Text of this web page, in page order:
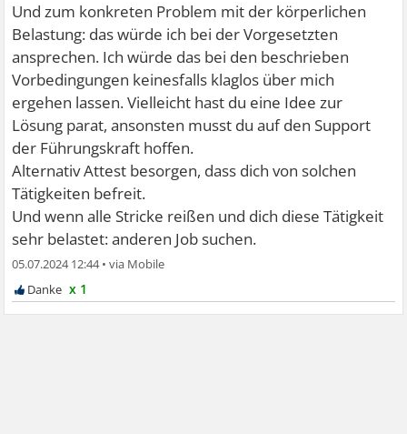
Und zum konkreten Problem mit der körperlichen
Belastung: das würde ich bei der Vorgesetzten
ansprechen. Ich würde das bei den beschrieben
Vorbedingungen keinesfalls klaglos über mich
ergehen lassen. Vielleicht hast du eine Idee zur
Lösung parat, ansonsten musst du auf den Support
der Führungskraft hoffen.
Alternativ Attest besorgen, dass dich von solchen
Tätigkeiten befreit.
Und wenn alle Stricke reißen und dich diese Tätigkeit
sehr belastet: anderen Job suchen.
05.07.2024 12:44•
x 1